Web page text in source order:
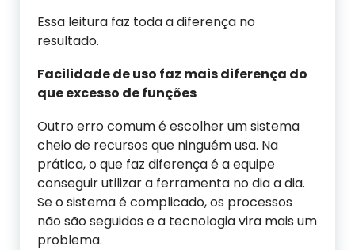
Essa leitura faz toda a diferença no
resultado.
Facilidade de uso faz mais diferença do
que excesso de funções
Outro erro comum é escolher um sistema
cheio de recursos que ninguém usa. Na
prática, o que faz diferença é a equipe
conseguir utilizar a ferramenta no dia a dia.
Se o sistema é complicado, os processos
não são seguidos e a tecnologia vira mais um
problema.